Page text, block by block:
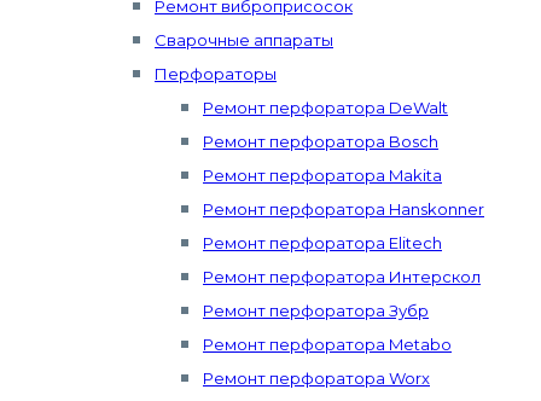
Ремонт виброприсосок
Сварочные аппараты
Перфораторы
Ремонт перфоратора DeWalt
Ремонт перфоратора Bosch
Ремонт перфоратора Makita
Ремонт перфоратора Hanskonner
Ремонт перфоратора Elitech
Ремонт перфоратора Интерскол
Ремонт перфоратора Зубр
Ремонт перфоратора Metabo
Ремонт перфоратора Worx